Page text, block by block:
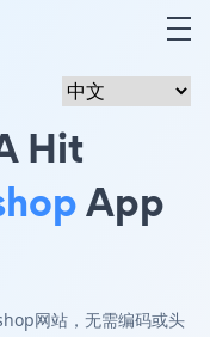
Hit
App
网站，无需编码或头